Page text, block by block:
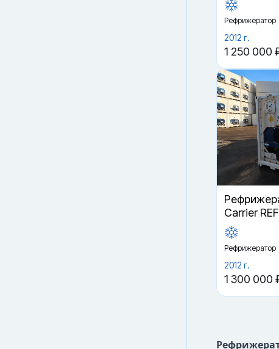
Рефрижератор
2012 г.
1 250 000
Carrier REF
Рефрижератор
2012 г.
1 300 000